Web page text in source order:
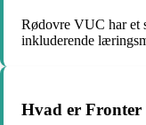
Rødovre VUC har et
inkluderende
Hvad er Fronter